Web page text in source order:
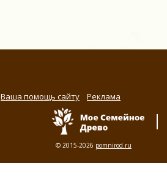
Ваша помощь сайту Реклама
© 2015-2026 pomnirod.ru